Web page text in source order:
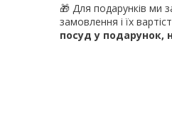
🎁 Для подарунків ми
замовлення і їх
посуд у подарунок,